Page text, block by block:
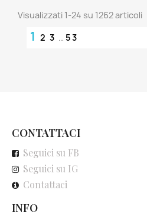
Visualizzati 1-24 su 1262 articoli
1 2 3 … 53
CONTATTACI
Seguici su FB
Seguici su IG
Contattaci
INFO